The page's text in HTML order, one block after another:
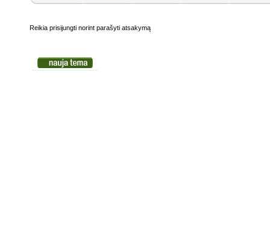
Reikia prisijungti norint parašyti atsakymą